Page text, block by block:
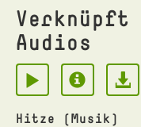
Verknüpft
Audios
Hitze (Musik)